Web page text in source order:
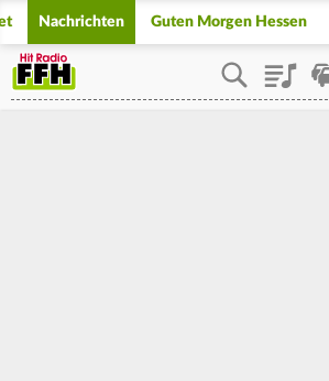
Nachrichten Guten Morgen Hessen
Playlist